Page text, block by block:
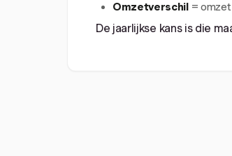
Omzetverschil= omzet
De jaarlijkse kans is die